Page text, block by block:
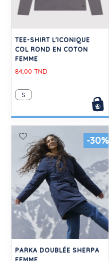
TEE-SHIRT L'ICONIQUE
COL ROND EN COTON
FEMME
84,00 TND
S
-30%
PARKA DOUBLÉE SHERPA